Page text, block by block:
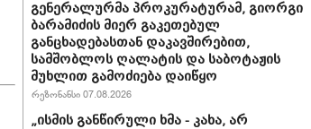
გენერალურმა პროკურატურამ, გიორგი
ბარამიძის მიერ გაკეთებულ
განცხადებასთან დაკავშირებით,
სამშობლოს ღალატის და საბოტაჟის
მუხლით გამოძიება დაიწყო
რეზონანსი 07.08.2026
„ისმის განწირული ხმა - კახა, არ